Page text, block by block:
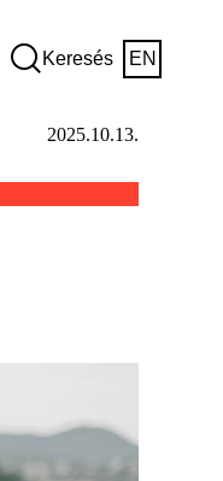
Keresés EN
2025.10.13.